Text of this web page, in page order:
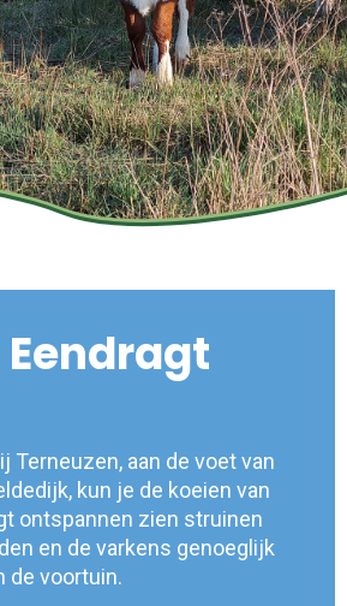
Eendragt
Terneuzen, aan de voet van
kun je de koeien van
ontspannen zien struinen
en de varkens genoeglijk
de voortuin.